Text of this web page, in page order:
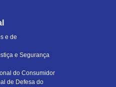
e de
e Segurança
do Consumidor
de Defesa do